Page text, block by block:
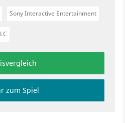
Sony Interactive Entertainment
zum Spiel